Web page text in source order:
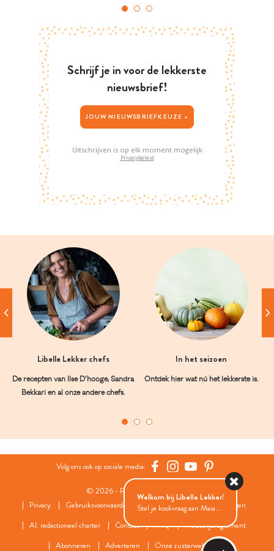
Schrijf je in voor de lekkerste
nieuwsbrief!
JOUW NIEUWSBRIEFKEUZE >
Uitschrijven is op elk moment mogelijk
Privacybeleid
Libelle Lekker chefs
De recepten van Ilse D’hooge, Sandra
Bekkari en al onze andere chefs.
In het seizoen
Ontdek hier wat nú het lekkerste is.
Volg ons ook op sociale media:
© 2026 - Roularta Media Group
Privacy
Gebruiksvoorwaarden Cookies
Cookies instellingen
AI: redactioneel charter
Contact FAQ
Wedstrijdreglement
Abonneren
Adverteren Onze zusterwebsites
Welkom bij Libelle Lekker!
Stel je kookvraag aan Maia...